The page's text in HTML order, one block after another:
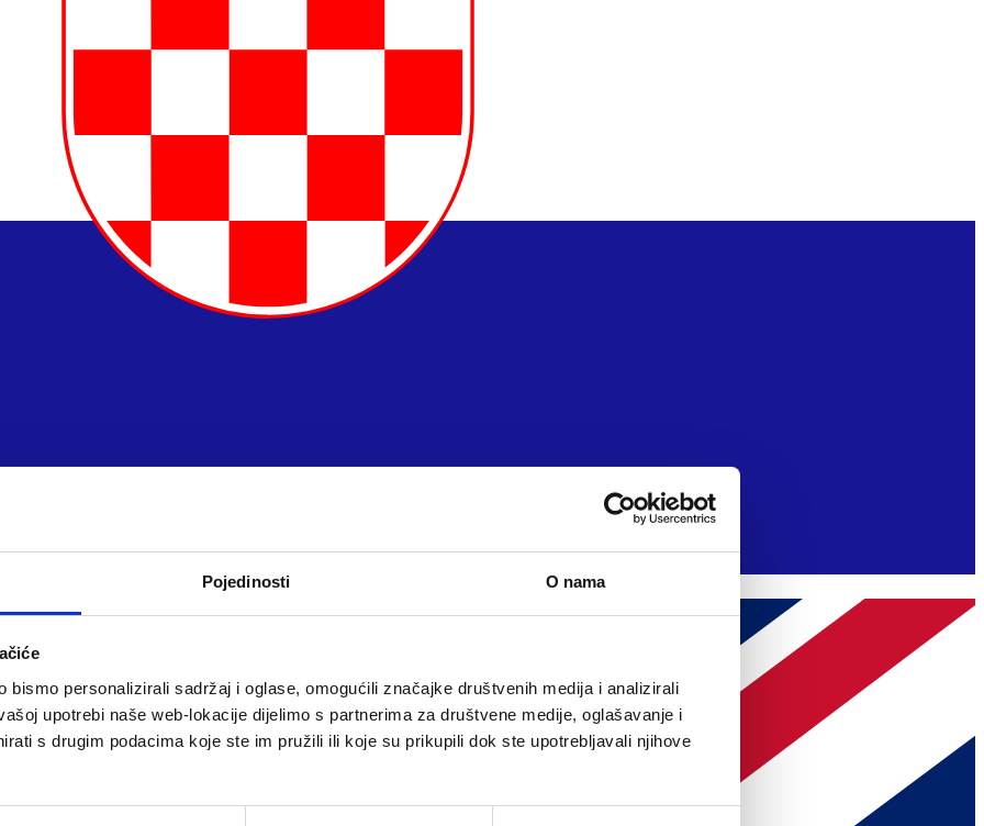
Pojedinosti O nama
bismo personalizirali sadržaj i oglase, omogućili značajke društvenih medija i analizirali
upotrebi naše web-lokacije dijelimo s partnerima za društvene medije, oglašavanje i
s drugim podacima koje ste im pružili ili koje su prikupili dok ste upotrebljavali njihove